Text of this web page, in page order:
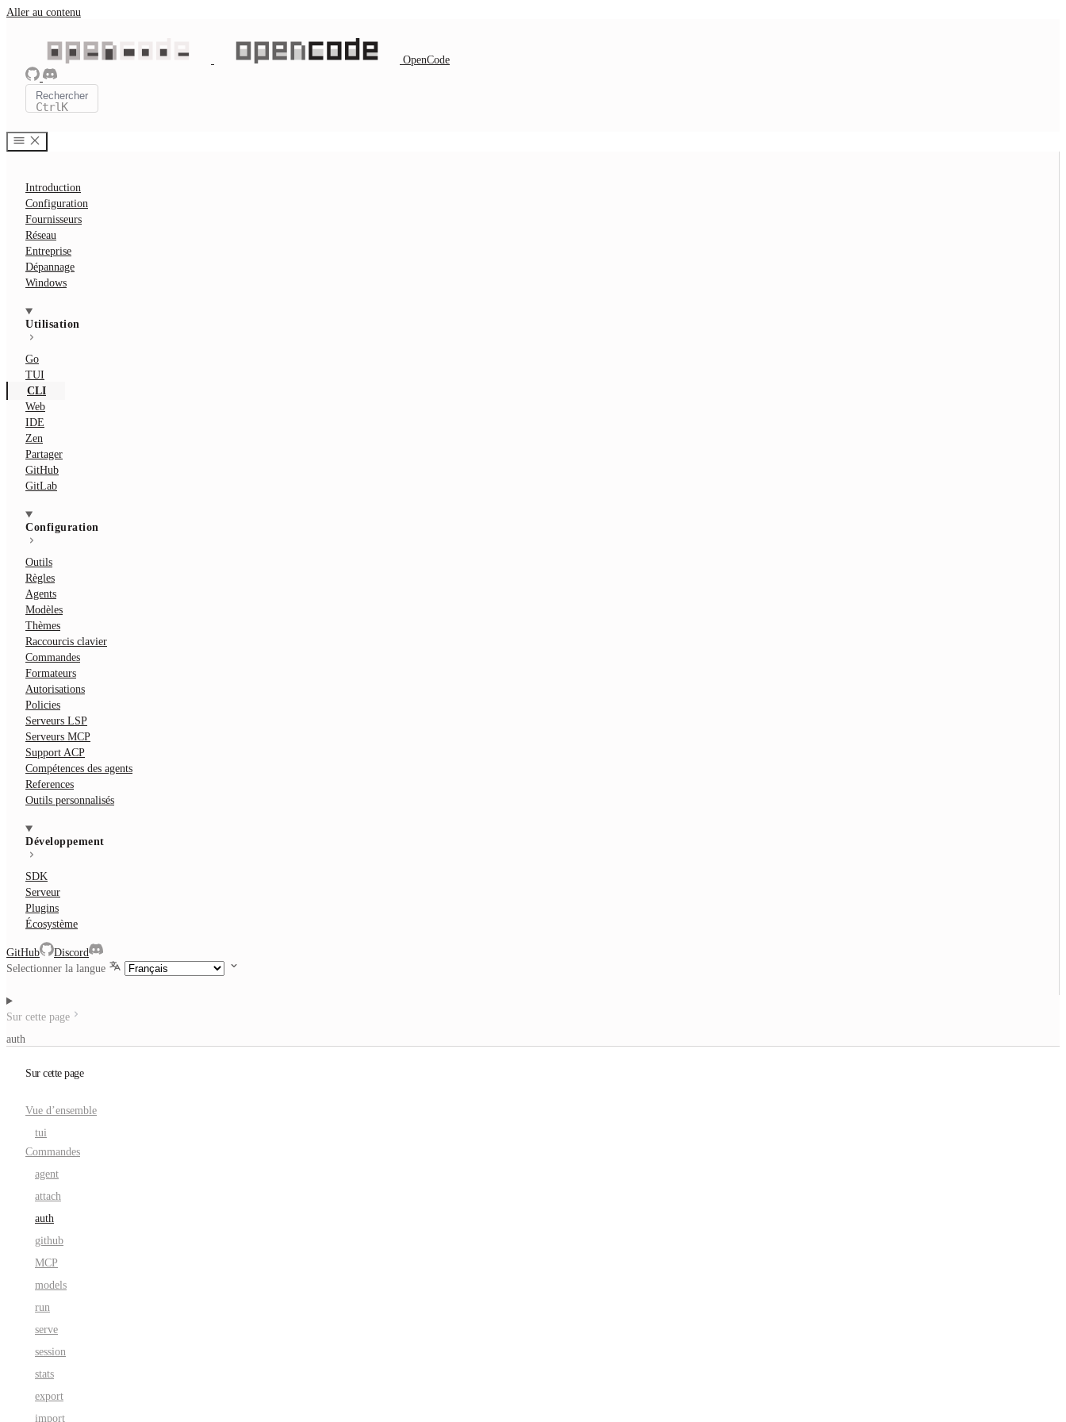
Aller au contenu
OpenCode
Rechercher
CtrlK
Introduction
Configuration
Fournisseurs
Réseau
Entreprise
Dépannage
Windows
Utilisation
Go
TUI
CLI
Web
IDE
Zen
Partager
GitHub
GitLab
Configuration
Outils
Règles
Agents
Modèles
Thèmes
Raccourcis clavier
Commandes
Formateurs
Autorisations
Policies
Serveurs LSP
Serveurs MCP
Support ACP
Compétences des agents
References
Outils personnalisés
Développement
SDK
Serveur
Plugins
Écosystème
GitHub
Discord
Selectionner la langue
Sur cette page
auth
Sur cette page
Vue d’ensemble
tui
Commandes
agent
attach
auth
github
MCP
models
run
serve
session
stats
export
import